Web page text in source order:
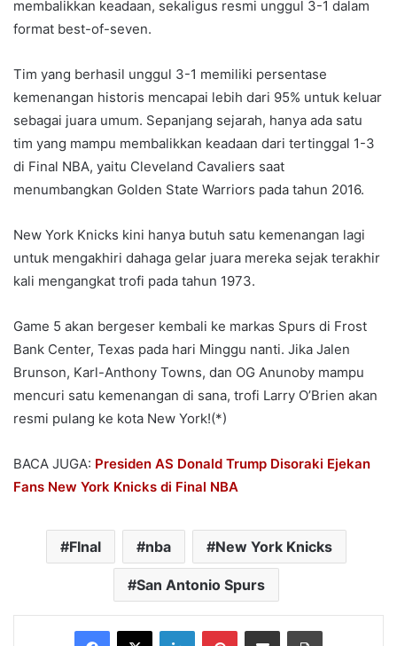
membalikkan keadaan, sekaligus resmi unggul 3-1 dalam
format best-of-seven.
Tim yang berhasil unggul 3-1 memiliki persentase
kemenangan historis mencapai lebih dari 95% untuk keluar
sebagai juara umum. Sepanjang sejarah, hanya ada satu
tim yang mampu membalikkan keadaan dari tertinggal 1-3
di Final NBA, yaitu Cleveland Cavaliers saat
menumbangkan Golden State Warriors pada tahun 2016.
New York Knicks kini hanya butuh satu kemenangan lagi
untuk mengakhiri dahaga gelar juara mereka sejak terakhir
kali mengangkat trofi pada tahun 1973.
Game 5 akan bergeser kembali ke markas Spurs di Frost
Bank Center, Texas pada hari Minggu nanti. Jika Jalen
Brunson, Karl-Anthony Towns, dan OG Anunoby mampu
mencuri satu kemenangan di sana, trofi Larry O’Brien akan
resmi pulang ke kota New York!(*)
BACA JUGA: Presiden AS Donald Trump Disoraki Ejekan
Fans New York Knicks di Final NBA
FInal nba New York Knicks
San Antonio Spurs
Facebook
X LinkedInPinterestShare via Email Print